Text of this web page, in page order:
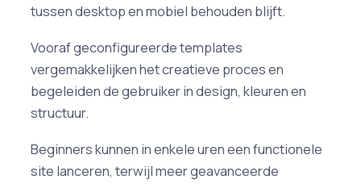
tussen desktop en mobiel behouden blijft.
Vooraf geconfigureerde templates
vergemakkelijken het creatieve proces en
begeleiden de gebruiker in design, kleuren en
structuur.
Beginners kunnen in enkele uren een functionele
site lanceren, terwijl meer geavanceerde